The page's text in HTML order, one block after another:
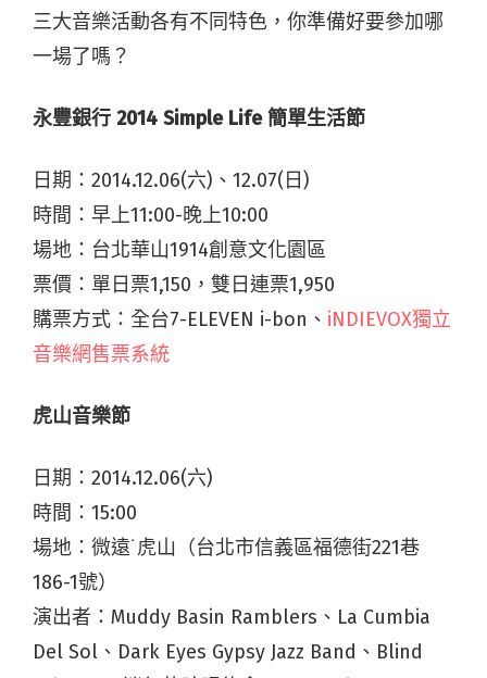
三大音樂活動各有不同特色，你準備好要參加哪
一場了嗎？
永豐銀行 2014 Simple Life 簡單生活節
日期：2014.12.06(六)、12.07(日)
時間：早上11:00-晚上10:00
場地：台北華山1914創意文化園區
票價：單日票1,150，雙日連票1,950
購票方式：全台7-ELEVEN i-bon、 iNDIEVOX獨立
音樂網售票系統
虎山音樂節
日期：2014.12.06(六)
時間：15:00
場地：微遠˙虎山（台北市信義區福德街221巷
186-1號）
演出者：Muddy Basin Ramblers、La Cumbia
Del Sol、Dark Eyes Gypsy Jazz Band、Blind